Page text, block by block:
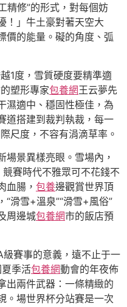
精修”的形式，對每個妨
！」牛土豪對著天空大
價的能量。礙的角度、弧
1度，雪質硬度要精準適
塑形專家包養網王云夢先
濕適中、穩固性極佳，為
道搭建到裁判執裁，每一
尺度，不容有涓滴草率。
場景異樣亮眼。雪場內，
賽時代不雅眾可不花錢不
血腸， 包養邊觀賞世界頂
“滑雪+溫泉”“滑雪+風俗”
周邊城包養網市的飯店預
賽事的意義，遠不止于一
季活包養網動會的年夜佈
出兩件武器：一條精緻的
。場世界杯分站賽是一次